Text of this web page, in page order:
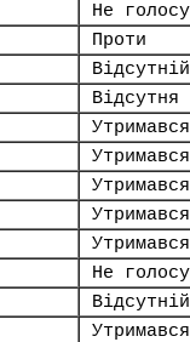
Не
Проти
Відсутній
Відсутня
Утримався
Утримався
Утримався
Утримався
Утримався
Не
Відсутній
Утримався